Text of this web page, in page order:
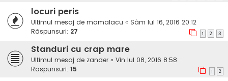
locuri peris
Ultimul mesaj de mamalacu « Sâm Iul 16, 2016 20:12
Răspunsuri: 27 1 2 3
Standuri cu crap mare
Ultimul mesaj de zander « Vin Iul 08, 2016 8:58
Răspunsuri: 15 1 2